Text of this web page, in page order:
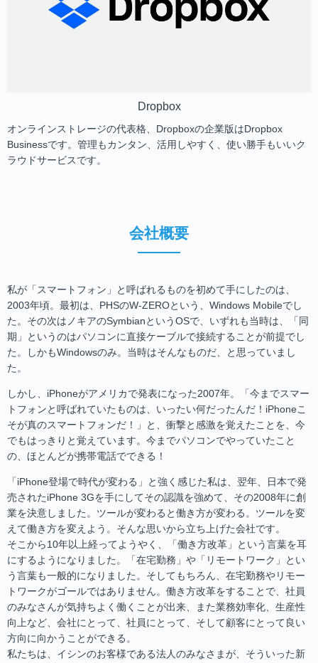
Dropbox
オンラインストレージの代表格、Dropboxの企業版はDropbox
Businessです。管理もカンタン、活用しやすく、使い勝手もいいク
ラウドサービスです。
会社概要
私が「スマートフォン」と呼ばれるものを初めて手にしたのは、
2003年頃。最初は、PHSのW-ZEROという、Windows Mobileでし
た。その次はノキアのSymbianというOSで、いずれも当時は、「同
期」というのはパソコンに直接ケーブルで接続することが前提でし
た。しかもWindowsのみ。当時はそんなものだ、と思っていまし
た。
しかし、iPhoneがアメリカで発表になった2007年。「今までスマー
トフォンと呼ばれていたものは、いったい何だったんだ！iPhoneこ
そが真のスマートフォンだ！」と、衝撃と感激を覚えたことを、今
でもはっきりと覚えています。今までパソコンでやっていたこと
の、ほとんどが携帯電話でできる！
「iPhone登場で時代が変わる」と強く感じた私は、翌年、日本で発
売されたiPhone 3Gを手にしてその認識を強めて、その2008年に創
業を決意しました。ツールが変わると働き方が変わる。ツールを変
えて働き方を変えよう。そんな思いから立ち上げた会社です。
そこから10年以上経ってようやく、「働き方改革」という言葉を耳
にするようになりました。「在宅勤務」や「リモートワーク」とい
う言葉も一般的になりました。そしてもちろん、在宅勤務やリモー
トワークがゴールではありません。働き方改革をすることで、社員
のみなさんが気持ちよく働くことが出来、また業務効率化、生産性
向上など、会社にとって、社員にとって、そして顧客にとって良い
方向に向かうことができる。
私たちは、イシンのお客様である法人のみなさまが、そういった新